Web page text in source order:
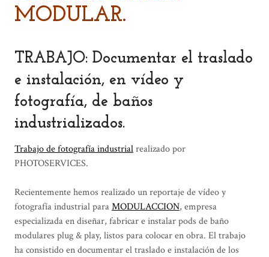
MODULAR.
TRABAJO: Documentar el traslado
e instalación, en vídeo y
fotografía, de baños
industrializados.
Trabajo de fotografía industrialrealizado por
PHOTOSERVICES.
Recientemente hemos realizado un reportaje de vídeo y
fotografía industrial paraMODULACCION, empresa
especializada en diseñar, fabricar e instalar pods de baño
modulares plug & play, listos para colocar en obra. El trabajo
ha consistido en documentar el traslado e instalación de los